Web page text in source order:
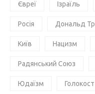
Євреї Ізраїль
Росія Дональд
Київ Нацизм
Радянський Союз
Юдаїзм Голокост